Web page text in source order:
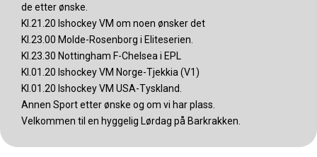
de etter ønske.
Kl.21.20 Ishockey VM om noen ønsker det
Kl.23.00 Molde-Rosenborg i Eliteserien.
Kl.23.30 Nottingham F-Chelsea i EPL
Kl.01.20 Ishockey VM Norge-Tjekkia (V1)
Kl.01.20 Ishockey VM USA-Tyskland.
Annen Sport etter ønske og om vi har plass.
Velkommen til en hyggelig Lørdag på Barkrakken.